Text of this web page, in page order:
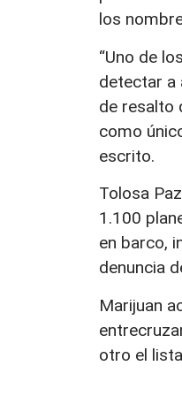
los
“Uno de
detectar a
de resalto
como
escrito.
Tolosa
1.100
en barco,
denuncia
Marijuan
otro el